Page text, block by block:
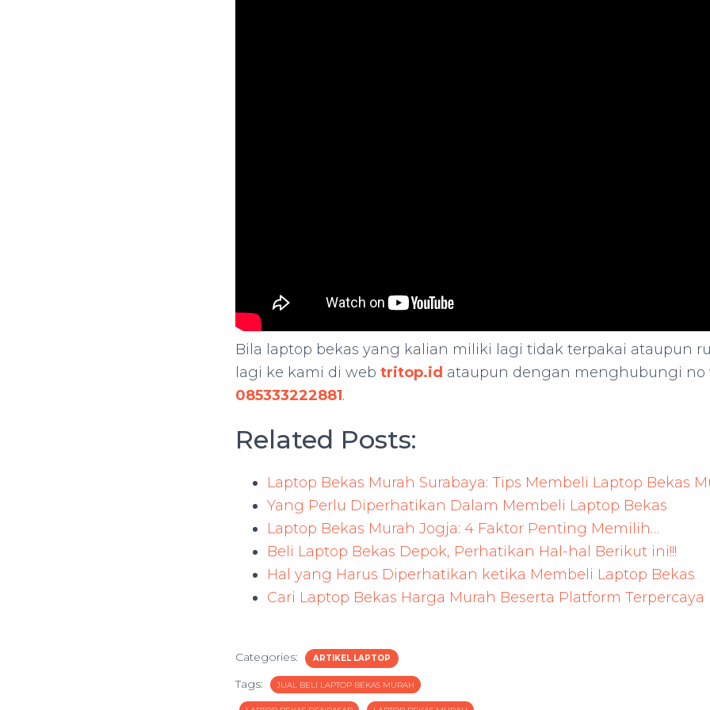
Bila laptop bekas yang kalian miliki lagi tidak terpakai ataupun
lagi ke kami di web tritop.id ataupun dengan menghubungi no
085333222881.
Related Posts:
Laptop Bekas Murah Surabaya: Tips Membeli Laptop Bekas
Yang Perlu Diperhatikan Dalam Membeli Laptop Bekas
Laptop Bekas Murah Jogja: 4 Faktor Penting Memilih…
Beli Laptop Bekas Depok, Perhatikan Hal-hal Berikut ini!!!
Hal yang Harus Diperhatikan ketika Membeli Laptop Bekas
Cari Laptop Bekas Harga Murah Beserta Platform Terpercaya
Categories: ARTIKEL LAPTOP
Tags: JUAL BELI LAPTOP BEKAS MURAH